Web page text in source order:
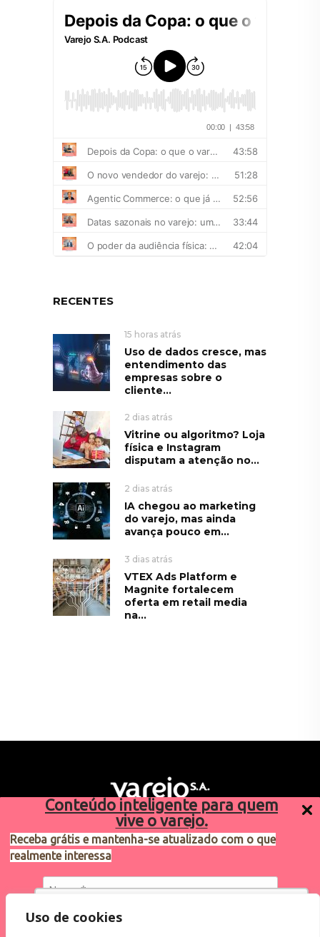
Conteúdo inteligente para quem
vive o varejo.
Receba grátis e mantenha-se atualizado com o que
realmente interessa
Utilizamos cookies para oferecer melhor
Uso de cookies
RECENTES
15 horas atrás
Uso de dados cresce, mas
entendimento das
empresas sobre o
cliente...
2 dias atrás
Vitrine ou algoritmo? Loja
física e Instagram
disputam a atenção no...
2 dias atrás
IA chegou ao marketing
do varejo, mas ainda
avança pouco em...
3 dias atrás
VTEX Ads Platform e
Magnite fortalecem
oferta em retail media
na...
Sugestões de pauta
varejosa@cndl.org.br